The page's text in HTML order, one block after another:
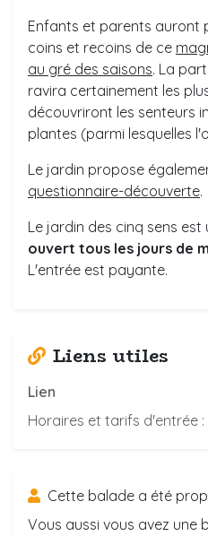
Enfants et parents auront
coins et recoins de ce
au gré des saisons. La
ravira certainement les
découvriront les senteurs
plantes (parmi lesquelles
Le jardin propose
questionnaire-découverte.
Le jardin des cinq sens est
ouvert tous les jours de
L'entrée est payante.
Liens utiles
Lien
Horaires et tarifs d'entrée :
Cette balade a été
Vous aussi vous avez une